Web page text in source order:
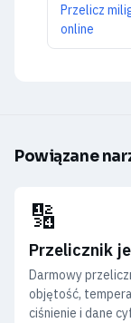
Przelicz
online
Powiązane
🔢
Przelicznik
Darmowy
objętość,
ciśnienie i dane